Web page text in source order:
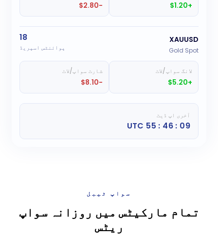
+$1.20
-$2.80
XAUUSD
Gold Spot
18
پوائنٹس اسپریڈ
لانگ سواپ/لاٹ
+$5.20
شارٹ سواپ/لاٹ
-$8.10
آخری اپ ڈیٹ
09 : 46 : 56 UTC
سواپ ٹیبل
تمام مارکیٹس میں روزانہ سواپ
ریٹس